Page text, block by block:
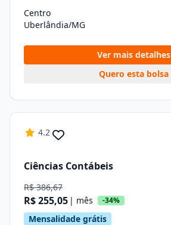
Centro
Uberlândia/MG
Ver mais detalhes
Quero esta bolsa
4.2
Ciências Contábeis
R$ 386,67
R$ 255,05 | mês -34%
Mensalidade grátis